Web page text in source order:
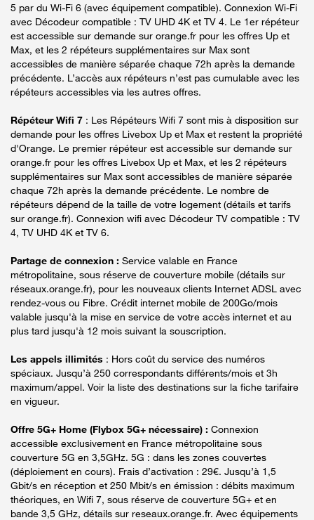
5 par du Wi-Fi 6 (avec équipement compatible). Connexion Wi-Fi
avec Décodeur compatible : TV UHD 4K et TV 4. Le 1er répéteur
est accessible sur demande sur orange.fr pour les offres Up et
Max, et les 2 répéteurs supplémentaires sur Max sont
accessibles de manière séparée chaque 72h après la demande
précédente. L’accès aux répéteurs n’est pas cumulable avec les
répéteurs accessibles via les autres offres.
Répéteur Wifi 7 : Les Répéteurs Wifi 7 sont mis à disposition sur
demande pour les offres Livebox Up et Max et restent la propriété
d'Orange. Le premier répéteur est accessible sur demande sur
orange.fr pour les offres Livebox Up et Max, et les 2 répéteurs
supplémentaires sur Max sont accessibles de manière séparée
chaque 72h après la demande précédente. Le nombre de
répéteurs dépend de la taille de votre logement (détails et tarifs
sur orange.fr). Connexion wifi avec Décodeur TV compatible : TV
4, TV UHD 4K et TV 6.
Partage de connexion : Service valable en France
métropolitaine, sous réserve de couverture mobile (détails sur
réseaux.orange.fr), pour les nouveaux clients Internet ADSL avec
rendez-vous ou Fibre. Crédit internet mobile de 200Go/mois
valable jusqu'à la mise en service de votre accès internet et au
plus tard jusqu'à 12 mois suivant la souscription.
Les appels illimités : Hors coût du service des numéros
spéciaux. Jusqu’à 250 correspondants différents/mois et 3h
maximum/appel. Voir la liste des destinations sur la fiche tarifaire
en vigueur.
Offre 5G+ Home (Flybox 5G+ nécessaire) : Connexion
accessible exclusivement en France métropolitaine sous
couverture 5G en 3,5GHz. 5G : dans les zones couvertes
(déploiement en cours). Frais d’activation : 29€. Jusqu’à 1,5
Gbit/s en réception et 250 Mbit/s en émission : débits maximum
théoriques, en Wifi 7, sous réserve de couverture 5G+ et en
bande 3,5 GHz, détails sur reseaux.orange.fr. Avec équipements